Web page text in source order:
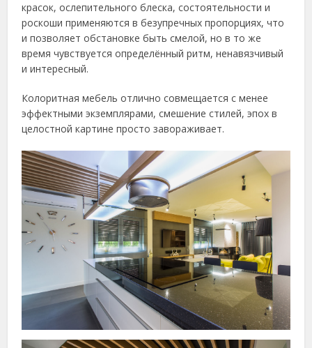
красок, ослепительного блеска, состоятельности и
роскоши применяются в безупречных пропорциях, что
и позволяет обстановке быть смелой, но в то же
время чувствуется определённый ритм, ненавязчивый
и интересный.
Колоритная мебель отлично совмещается с менее
эффектными экземплярами, смешение стилей, эпох в
целостной картине просто завораживает.